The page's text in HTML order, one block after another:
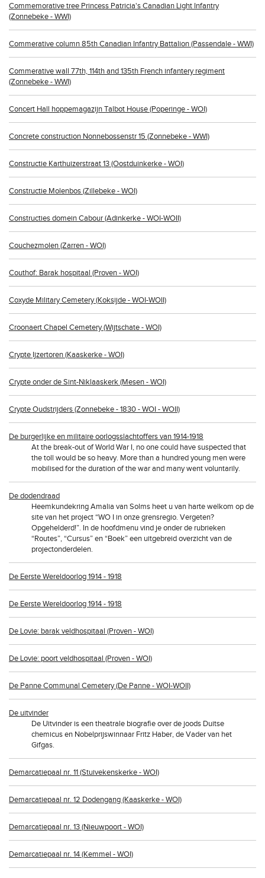
Commemorative tree Princess Patricia's Canadian Light Infantry
(Zonnebeke - WWI)
Commerative column 85th Canadian Infantry Battalion (Passendale - WWI)
Commerative wall 77th, 114th and 135th French infantery regiment
(Zonnebeke - WWI)
Concert Hall hoppemagazijn Talbot House (Poperinge - WOI)
Concrete construction Nonnebossenstr 15 (Zonnebeke - WWI)
Constructie Karthuizerstraat 13 (Oostduinkerke - WOI)
Constructie Molenbos (Zillebeke - WOI)
Constructies domein Cabour (Adinkerke - WOI-WOII)
Couchezmolen (Zarren - WOI)
Couthof: Barak hospitaal (Proven - WOI)
Coxyde Military Cemetery (Koksijde - WOI-WOII)
Croonaert Chapel Cemetery (Wijtschate - WOI)
Crypte Ijzertoren (Kaaskerke - WOI)
Crypte onder de Sint-Niklaaskerk (Mesen - WOI)
Crypte Oudstrijders (Zonnebeke - 1830 - WOI - WOII)
De burgerlijke en militaire oorlogsslachtoffers van 1914-1918
At the break-out of World War I, no one could have suspected that
the toll would be so heavy. More than a hundred young men were
mobilised for the duration of the war and many went voluntarily.
De dodendraad
Heemkundekring Amalia van Solms heet u van harte welkom op de
site van het project “WO I in onze grensregio. Vergeten?
Opgehelderd!”. In de hoofdmenu vind je onder de rubrieken
“Routes”, “Cursus” en “Boek” een uitgebreid overzicht van de
projectonderdelen.
De Eerste Wereldoorlog 1914 - 1918
De Eerste Wereldoorlog 1914 - 1918
De Lovie: barak veldhospitaal (Proven - WOI)
De Lovie: poort veldhospitaal (Proven - WOI)
De Panne Communal Cemetery (De Panne - WOI-WOII)
De uitvinder
De Uitvinder is een theatrale biografie over de joods Duitse
chemicus en Nobelprijswinnaar Fritz Haber, de Vader van het
Gifgas.
Demarcatiepaal nr. 11 (Stuivekenskerke - WOI)
Demarcatiepaal nr. 12 Dodengang (Kaaskerke - WOI)
Demarcatiepaal nr. 13 (Nieuwpoort - WOI)
Demarcatiepaal nr. 14 (Kemmel - WOI)